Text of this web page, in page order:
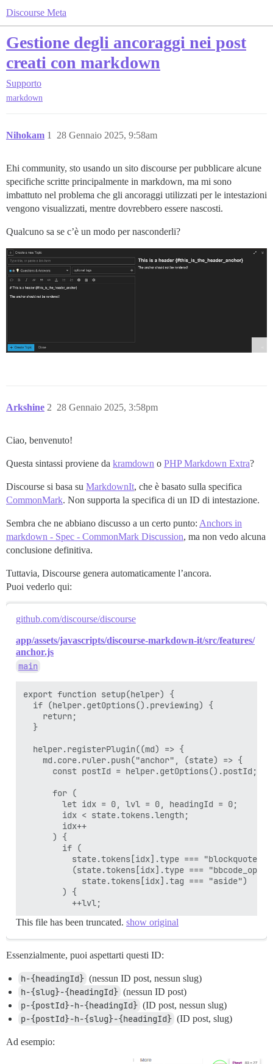
Discourse Meta
Gestione degli ancoraggi nei post
creati con markdown
Supporto
markdown
Nihokam 28 Gennaio 2025, 9:58am
1
Ehi community, sto usando un sito discourse per pubblicare alcune
specifiche scritte principalmente in markdown, ma mi sono
imbattuto nel problema che gli ancoraggi utilizzati per le intestazioni
vengono visualizzati, mentre dovrebbero essere nascosti.
Qualcuno sa se c’è un modo per nasconderli?
Arkshine 28 Gennaio 2025, 3:58pm
2
Ciao, benvenuto!
Questa sintassi proviene da kramdown o PHP Markdown Extra?
Discourse si basa su MarkdownIt, che è basato sulla specifica
CommonMark. Non supporta la specifica di un ID di intestazione.
Sembra che ne abbiano discusso a un certo punto: Anchors in
markdown - Spec - CommonMark Discussion, ma non vedo alcuna
conclusione definitiva.
Tuttavia, Discourse genera automaticamente l’ancora.
Puoi vederlo qui:
github.com/discourse/discourse
app/assets/javascripts/discourse-markdown-it/src/features/
anchor.js
main
export function setup(helper) {
  if (helper.getOptions().previewing) {
    return;
  }
  helper.registerPlugin((md) => {
    md.core.ruler.push("anchor", (state) => {
      const postId = helper.getOptions().postId;
      for (
        let idx = 0, lvl = 0, headingId = 0;
        idx < state.tokens.length;
        idx++
      ) {
        if (
state.tokens[idx].type ===
(state.tokens[idx].type ===
            state.tokens[idx].tag === "aside")
        ) {
This file has been truncated. show original
Essenzialmente, puoi aspettarti questi ID:
h-{headingId} (nessun ID post, nessun slug)
h-{slug}-{headingId} (nessun ID post)
p-{postId}-h-{headingId} (ID post, nessun slug)
p-{postId}-h-{slug}-{headingId} (ID post, slug)
Ad esempio: